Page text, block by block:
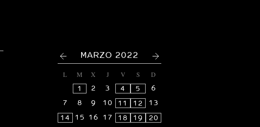
MARZO 2022
L M X J V S
D
1
2 3 4 5
6
7
8 9 10 11 12
13
14
15 16 17 18 19
20